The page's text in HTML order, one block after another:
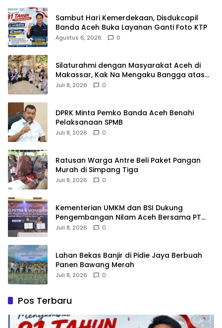
Sambut Hari Kemerdekaan, Disdukcapil
Banda Aceh Buka Layanan Ganti Foto KTP
Agustus 6, 2026 0
Silaturahmi dengan Masyarakat Aceh di
Makassar, Kak Na Mengaku Bangga atas
Kekompakan Perantau Aceh
Juli 8, 2026 0
DPRK Minta Pemko Banda Aceh Benahi
Pelaksanaan SPMB
Juli 8, 2026 0
Ratusan Warga Antre Beli Paket Pangan
Murah di Simpang Tiga
Juli 8, 2026 0
Kementerian UMKM dan BSI Dukung
Pengembangan Nilam Aceh Bersama PT
Razma Agro Jayana
Juli 8, 2026 0
Lahan Bekas Banjir di Pidie Jaya Berbuah
Panen Bawang Merah
Juli 8, 2026 0
Pos Terbaru